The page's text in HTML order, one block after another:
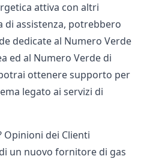
attiva con altri
di assistenza, potrebbero
dedicate al Numero Verde
ed al Numero Verde di
ottenere supporto per
legato ai servizi di
Opinioni dei Clienti
un nuovo fornitore di gas